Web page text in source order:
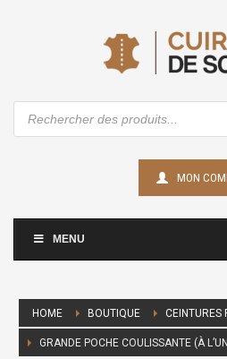
Recherche
de
produits
MON
MENU
HOME BOUTIQUE CEINTURES
GRANDE POCHE COULISSANTE (À